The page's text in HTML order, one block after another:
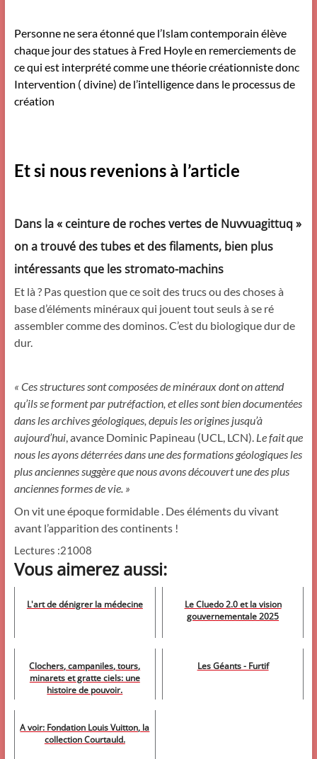
Personne ne sera étonné que l’Islam contemporain élève
chaque jour des statues à Fred Hoyle en remerciements de
ce qui est interprété comme une théorie créationniste donc
Intervention ( divine) de l’intelligence dans le processus de
création
Et si nous revenions à l’article
Dans la « ceinture de roches vertes de Nuvvuagittuq »
on a trouvé des tubes et des filaments, bien plus
intéressants que les stromato-machins
Et là ? Pas question que ce soit des trucs ou des choses à
base d’éléments minéraux qui jouent tout seuls à se ré
assembler comme des dominos. C’est du biologique dur de
dur.
« Ces structures sont composées de minéraux dont on attend
qu’ils se forment par putréfaction, et elles sont bien documentées
dans les archives géologiques, depuis les origines jusqu’à
aujourd’hui, avance Dominic Papineau (UCL, LCN). Le fait que
nous les ayons déterrées dans une des formations géologiques les
plus anciennes suggère que nous avons découvert une des plus
anciennes formes de vie. »
On vit une époque formidable . Des éléments du vivant
avant l’apparition des continents !
Lectures :21008
Vous aimerez aussi:
L'art de dénigrer la médecine
Le Cluedo 2.0 et la vision
gouvernementale 2025
Clochers, campaniles, tours,
minarets et gratte ciels: une
histoire de pouvoir.
Les Géants - Furtif
A voir: Fondation Louis Vuitton, la
collection Courtauld.